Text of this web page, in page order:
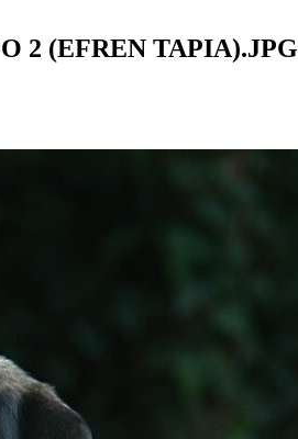
2 (EFREN TAPIA).JPG